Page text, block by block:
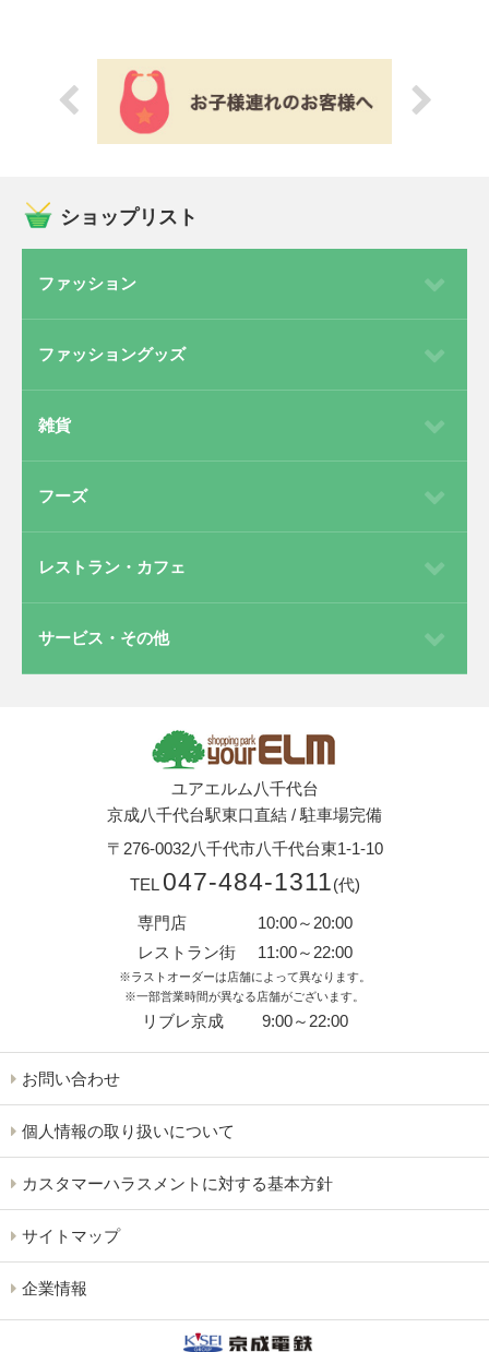
ショップリスト
ファッション
ファッショングッズ
雑貨
フーズ
レストラン・カフェ
サービス・その他
ユアエルム八千代台
京成八千代台駅東口直結 / 駐車場完備
〒276-0032八千代市八千代台東1-1-10
TEL 047-484-1311(代)
専門店
10:00～20:00
レストラン街
11:00～22:00
※ラストオーダーは店舗によって異なります。
※一部営業時間が異なる店舗がございます。
リブレ京成 9:00～22:00
お問い合わせ
個人情報の取り扱いについて
カスタマーハラスメントに対する基本方針
サイトマップ
企業情報